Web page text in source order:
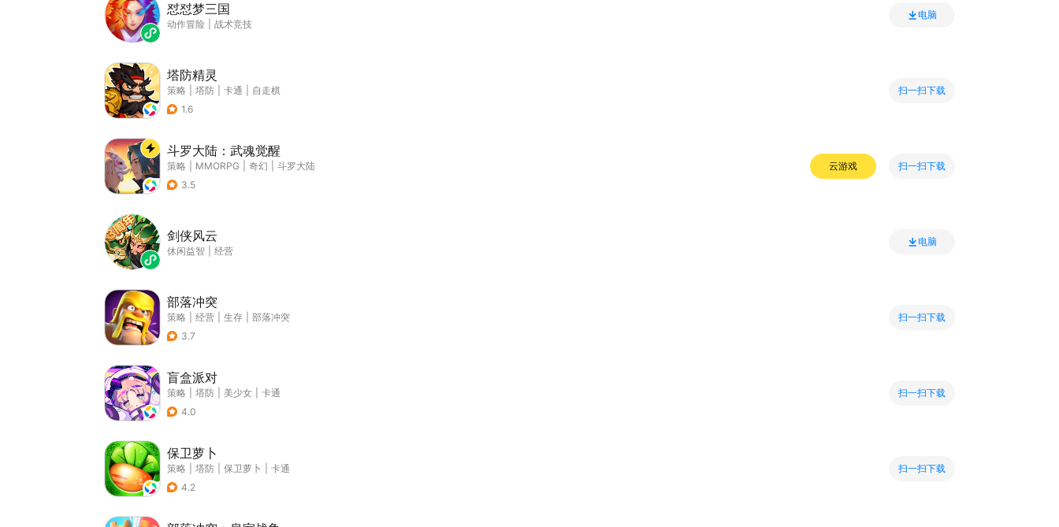
怼怼梦三国
动作冒险 战术竞技
电脑
塔防精灵
策略 塔防 卡通
自走棋
1.6
扫一扫下载
斗罗大陆：武魂觉醒
策略 MMORPG 奇幻
斗罗大陆
3.5
云游戏 扫一扫下载
剑侠风云
休闲益智 经营
电脑
部落冲突
策略 经营 生存
部落冲突
3.7
扫一扫下载
盲盒派对
策略 塔防 美少女
卡通
4.0
扫一扫下载
保卫萝卜
策略 塔防 保卫萝卜
卡通
4.2
扫一扫下载